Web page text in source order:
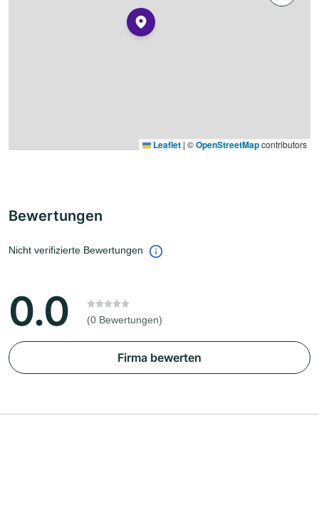
Leaflet | ©OpenStreetMapcontributors
Bewertungen
Nicht verifizierte Bewertungen
0.0 (0 Bewertungen)
Firma bewerten